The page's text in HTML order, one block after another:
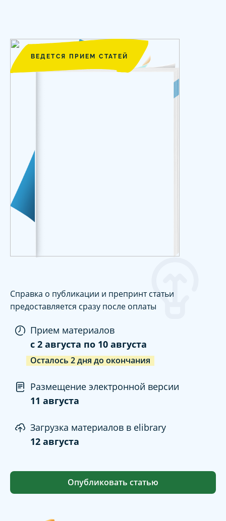
ВЕДЕТСЯ ПРИЕМ СТАТЕЙ
Справка о публикации и препринт статьи
предоставляется сразу после оплаты
Прием материалов
c 2 августа по 10 августа
Осталось 2дня до окончания
Размещение электронной версии
11 августа
Загрузка материалов в elibrary
12 августа
Опубликовать статью